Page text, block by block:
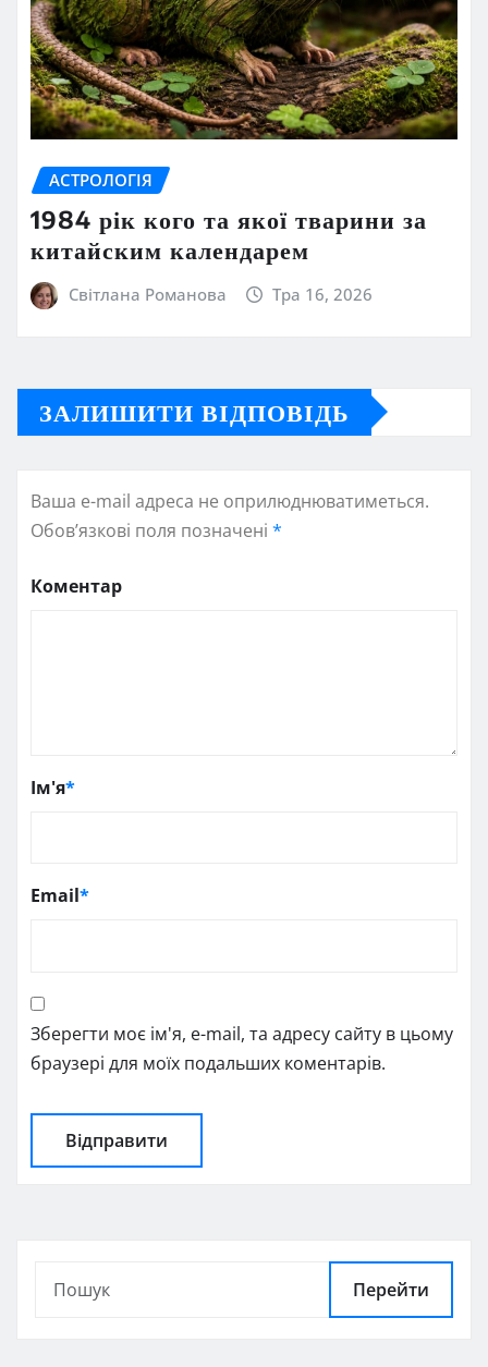
АСТРОЛОГІЯ
1984 рік кого та якої тварини за
китайским календарем
Світлана Романова Тра 16, 2026
ЗАЛИШИТИ ВІДПОВІДЬ
Ваша e-mail адреса не оприлюднюватиметься.
Обов’язкові поля позначені *
Коментар
Ім'я*
Email*
Зберегти моє ім'я, e-mail, та адресу сайту в цьому
браузері для моїх подальших коментарів.
Перейти